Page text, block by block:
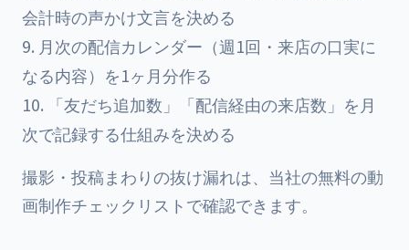
会計時の声かけ文言を決める
月次の配信カレンダー（週1回・来店の口実に
なる内容）を1ヶ月分作る
「友だち追加数」「配信経由の来店数」を月
次で記録する仕組みを決める
撮影・投稿まわりの抜け漏れは、当社の無料の動
画制作チェックリストで確認できます。